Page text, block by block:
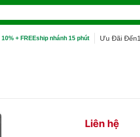
10% + FREEship nhánh 15 phút Ưu Đãi
Liên hệ